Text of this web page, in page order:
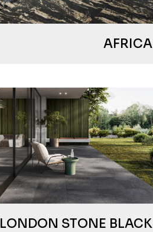
AFRICA
LONDON STONE BLACK